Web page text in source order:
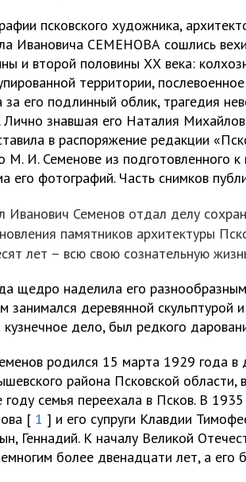
псковского художника,
Ивановича СЕМЕНОВА сошлись
и второй половины ХХ века:
территории,
за его подлинный облик, трагедия
Лично знавшая его Наталия
в распоряжение редакции
М. И. Семенове из подготовленного
его фотографий. Часть снимков
Иванович Семенов отдал делу
памятников архитектуры
лет – всю свою сознательную
щедро наделила его
занимался деревянной скульптурой
кузнечное дело, был редкого
родился 15 марта 1929 года в
района Псковской области,
семья переехала в Псков. В
[ 1 ] и его супруги Клавдии
Геннадий. К началу Великой
более двенадцати лет, а его